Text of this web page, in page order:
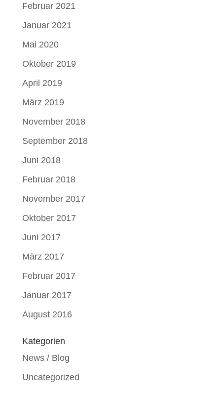
Februar 2021
Januar 2021
Mai 2020
Oktober 2019
April 2019
März 2019
November 2018
September 2018
Juni 2018
Februar 2018
November 2017
Oktober 2017
Juni 2017
März 2017
Februar 2017
Januar 2017
August 2016
Kategorien
News / Blog
Uncategorized